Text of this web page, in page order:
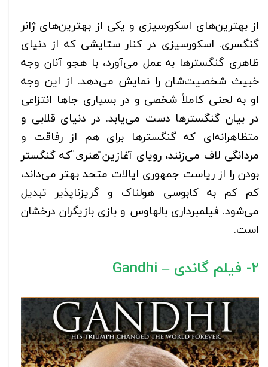
از بهترین‌های اسکورسیزی و یکی از بهترین‌های ژانر
گنگسری. اسکورسیزی در کنار ستایشی که از دنیای
ظاهری گنگسترها به عمل می‌آورد، با هجو آنان وجه
خبیث شخصیت‌شان را نمایش می‌دهد. از این وجه
او به لحنی کاملاً شخصی و در بسیاری جاها انتزاعی
در بیان گنگسترها دست می‌یابد. در دنیای قلابی و
متظاهرانه‌ای که گنگسترها برای هم از رفاقت و
مردانگی لاف می‌زنند، رویای آغازین ̎هنری̎ که گنگستر
بودن را از ریاست جمهوری ایالات متحد بهتر می‌داند،
کم کم به کابوسی هولناک و گریزناپذیر تبدیل
می‌شود. فیلمبرداری بالهاوس و بازی بازیگران درخشان
است.
2- فیلم گاندی – Gandhi